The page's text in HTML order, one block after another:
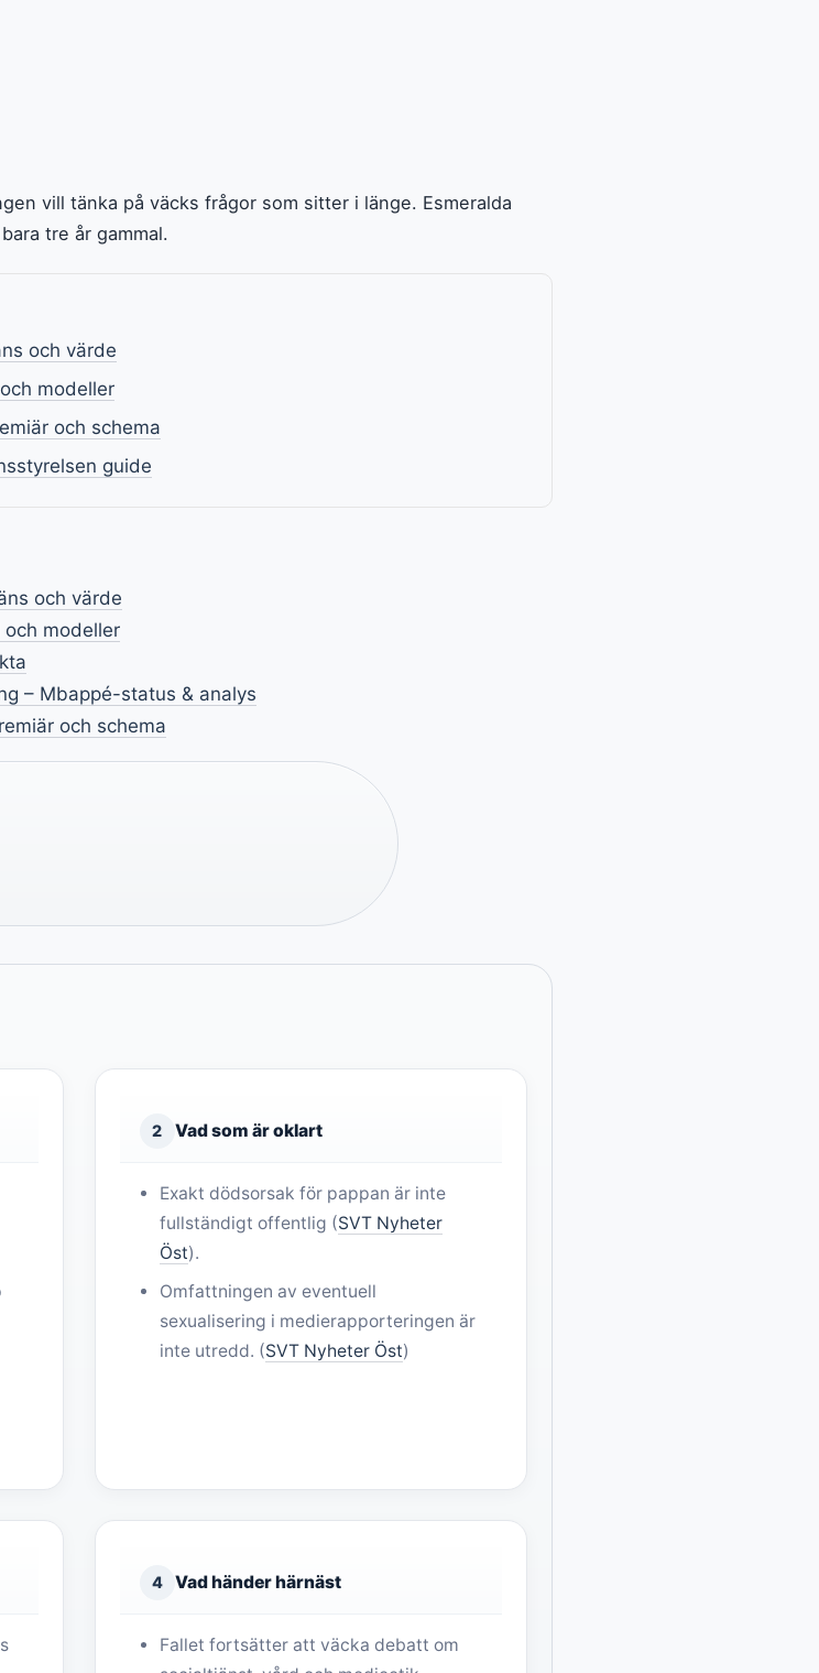
vill tänka på väcks frågor som sitter i länge. Esmeralda
tre år gammal.
och värde
modeller
och schema
guide
och värde
modeller
– Mbappé-status & analys
och schema
2 Vad som är oklart
Exakt dödsorsak för pappan är inte
fullständigt offentlig (SVT Nyheter
Öst).
Omfattningen av eventuell
sexualisering i medierapporteringen är
inte utredd. (SVT Nyheter Öst)
4 Vad händer härnäst
Fallet fortsätter att väcka debatt om